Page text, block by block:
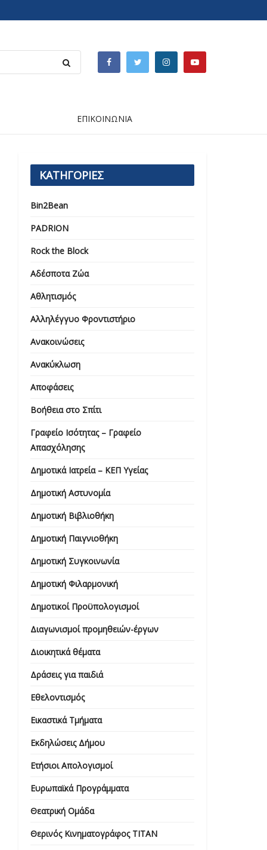
ΕΠΙΚΟΙΝΩΝΙΑ
ΚΑΤΗΓΟΡΙΕΣ
Bin2Bean
PADRION
Rock the Block
Αδέσποτα Ζώα
Αθλητισμός
Αλληλέγγυο Φροντιστήριο
Ανακοινώσεις
Ανακύκλωση
Αποφάσεις
Βοήθεια στο Σπίτι
Γραφείο Ισότητας – Γραφείο
Απασχόλησης
Δημοτικά Ιατρεία – ΚΕΠ Υγείας
Δημοτική Αστυνομία
Δημοτική Βιβλιοθήκη
Δημοτική Παιγνιοθήκη
Δημοτική Συγκοινωνία
Δημοτική Φιλαρμονική
Δημοτικοί Προϋπολογισμοί
Διαγωνισμοί προμηθειών-έργων
Διοικητικά θέματα
Δράσεις για παιδιά
Εθελοντισμός
Εικαστικά Τμήματα
Εκδηλώσεις Δήμου
Ετήσιοι Απολογισμοί
Ευρωπαϊκά Προγράμματα
Θεατρική Ομάδα
Θερινός Κινηματογράφος ΤΙΤΑΝ